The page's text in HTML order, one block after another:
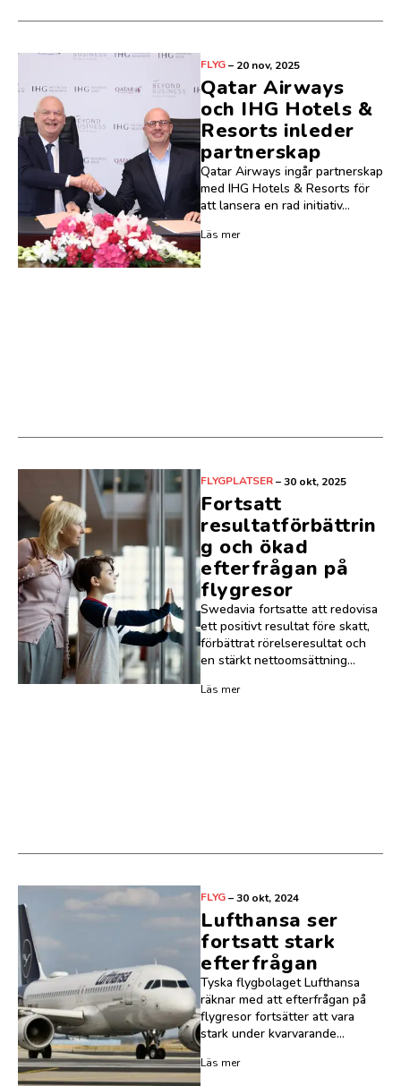
FLYG– 20 nov, 2025
Qatar Airways
och IHG Hotels &
Resorts inleder
partnerskap
Qatar Airways ingår partnerskap
med IHG Hotels & Resorts för
att lansera en rad initiativ...
Läs mer
FLYGPLATSER–30 okt, 2025
Fortsatt
resultatförbättrin
g och ökad
efterfrågan på
flygresor
Swedavia fortsatte att redovisa
ett positivt resultat före skatt,
förbättrat rörelseresultat och
en stärkt nettoomsättning...
Läs mer
FLYG–30 okt, 2024
Lufthansa ser
fortsatt stark
efterfrågan
Tyska flygbolaget Lufthansa
räknar med att efterfrågan på
flygresor fortsätter att vara
stark under kvarvarande...
Läs mer